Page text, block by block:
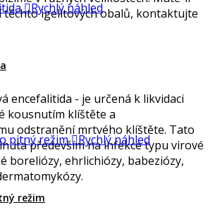
těchto igelitových obalů, kontaktujte
Rychlý náhled
encefalitida - je určená k likvidaci
kousnutím klíštěte a
odstranění mrtvého klíštěte. Tato
především na infekce typu virové
boreliózy, ehrlichiózy, babeziózy,
Rychlý náhled
režim